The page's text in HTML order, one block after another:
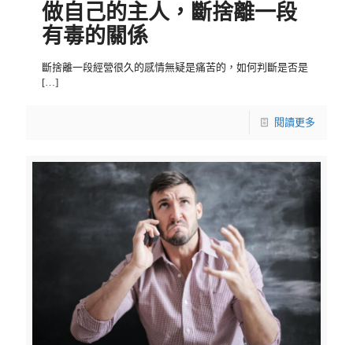
做自己的主人，斷捨離一段
有毒的關係
斷捨離一段經營很久的感情無疑是痛苦的，如何判斷是否是
[…]
閱讀更多